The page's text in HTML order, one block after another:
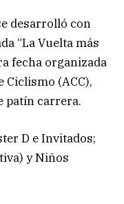
desarrolló con
“La Vuelta más
fecha organizada
(ACC),
patín carrera.
D e Invitados;
y Niños